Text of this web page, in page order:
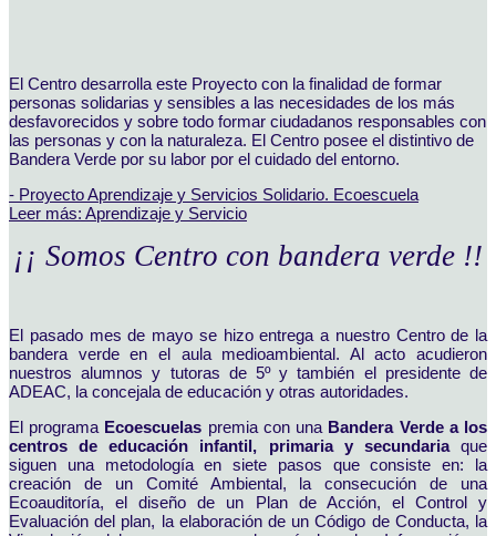
El Centro desarrolla este Proyecto con la finalidad de formar
personas solidarias y sensibles a las necesidades de los más
desfavorecidos y sobre todo formar ciudadanos responsables con
las personas y con la naturaleza. El Centro posee el distintivo de
Bandera Verde por su labor por el cuidado del entorno.
- Proyecto Aprendizaje y Servicios Solidario. Ecoescuela
Leer más: Aprendizaje y Servicio
¡¡ Somos Centro con bandera verde !!
El pasado mes de mayo se hizo entrega a nuestro Centro de la
bandera verde en el aula medioambiental. Al acto acudieron
nuestros alumnos y tutoras de 5º y también el presidente de
ADEAC, la concejala de educación y otras autoridades.
El programa Ecoescuelas premia con una Bandera Verde a los
centros de educación infantil, primaria y secundariaque
siguen una metodología en siete pasos que consiste en: la
creación de un Comité Ambiental, la consecución de una
Ecoauditoría, el diseño de un Plan de Acción, el Control y
Evaluación del plan, la elaboración de un Código de Conducta, la